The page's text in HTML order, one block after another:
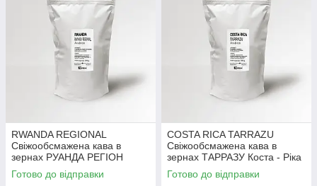
RWANDA REGIONAL
Свіжообсмажена кава в
зернах РУАНДА РЕГІОН
Арабіка 500 г кава зернова
Моносорт
Готово до відправки
COSTA RICA TARRAZU
Свіжообсмажена кава в
зернах ТАРРАЗУ Коста - Ріка
Арабіка 500 г кава зернова
Моносорт
Готово до відправки